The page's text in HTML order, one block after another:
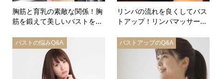
胸筋と育乳の素敵な関係！胸
筋を鍛えて美しいバストを...
リンパの流れを良くしてバス
トアップ！リンパマッサー...
バストの悩みQ&A バストアップのQ&A